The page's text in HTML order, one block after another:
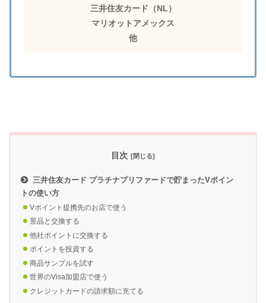
三井住友カード（NL）
マリオットアメックス
他
目次
三井住友カード プラチナプリファードで貯まったVポイン
トの使い方
Vポイント提携先のお店で使う
景品と交換する
他社ポイントに交換する
ポイントを投資する
商品サンプルを試す
世界のVisa加盟店で使う
クレジットカードの請求額に充てる